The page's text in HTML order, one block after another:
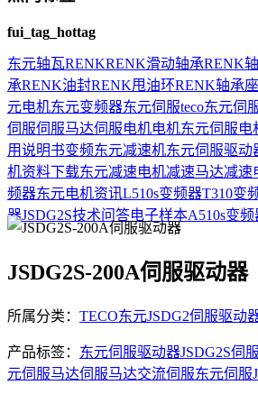
fui_tag_hottag
东元轴瓦RENKRENK滑动轴承RENK
承RENK油封RENK甩油环RENK轴承座
元电机东元变频器东元伺服teco东元伺
伺服伺服马达伺服电机电机东元伺服电
用说明书变频东元减速机东元伺服驱动
机资料下载东元减速电机减速马达减速
频器东元电机资讯L510s变频器T310变
器JSDG2S技术问答电子样本A510s变频
JSDG2S-200A伺服驱动器
所属分类： TECO东元JSDG2伺服驱动
产品标签： 东元伺服驱动器JSDG2S伺
元伺服马达伺服马达交流伺服东元伺服